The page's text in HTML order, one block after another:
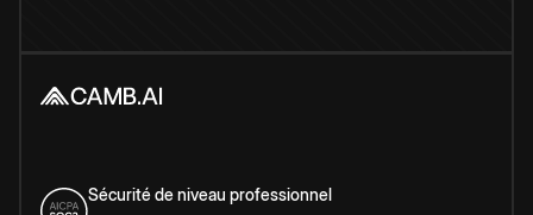
Sécurité de niveau professionnel